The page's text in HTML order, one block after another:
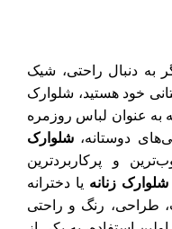
به دنبال راحتی، شیک
خود هستید، شلوارک
به عنوان لباس روزمره
دوستانه، شلوارک
و پرکاربردترین
زنانه یا دخترانه
طراحی، رنگ و راحتی